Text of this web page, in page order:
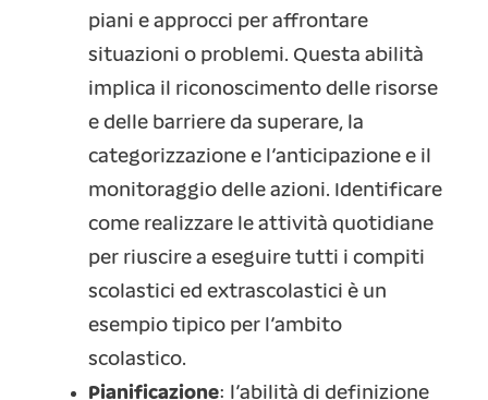
piani e approcci per affrontare
situazioni o problemi. Questa abilità
implica il riconoscimento delle risorse
e delle barriere da superare, la
categorizzazione e l’anticipazione e il
monitoraggio delle azioni. Identificare
come realizzare le attività quotidiane
per riuscire a eseguire tutti i compiti
scolastici ed extrascolastici è un
esempio tipico per l’ambito
scolastico.
Pianificazione: l’abilità di definizione